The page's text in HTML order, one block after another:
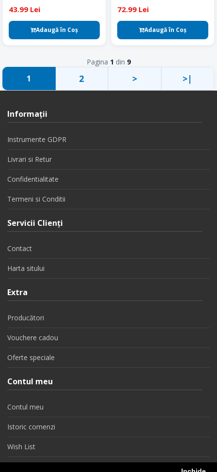
Power Cleaner Air Aid 100 ml
43.99 Lei
Adaugă în Coş
Sensitive Surface Detailer
1L
72.99 Lei
Adaugă în Coş
Pagina 1 din 9
1 2 > >|
Informaţii
Instrumente GDPR
Livrari si Retur
Confidentialitate
Termeni si Conditii
Servicii Clienţi
Contact
Harta sitului
Extra
Producători
Vouchere cadou
Oferte speciale
Contul meu
Contul meu
Istoric comenzi
Wish List